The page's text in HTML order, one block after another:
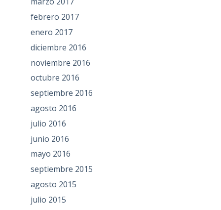
febrero 2017
enero 2017
diciembre 2016
noviembre 2016
octubre 2016
septiembre 2016
agosto 2016
julio 2016
junio 2016
mayo 2016
septiembre 2015
agosto 2015
julio 2015